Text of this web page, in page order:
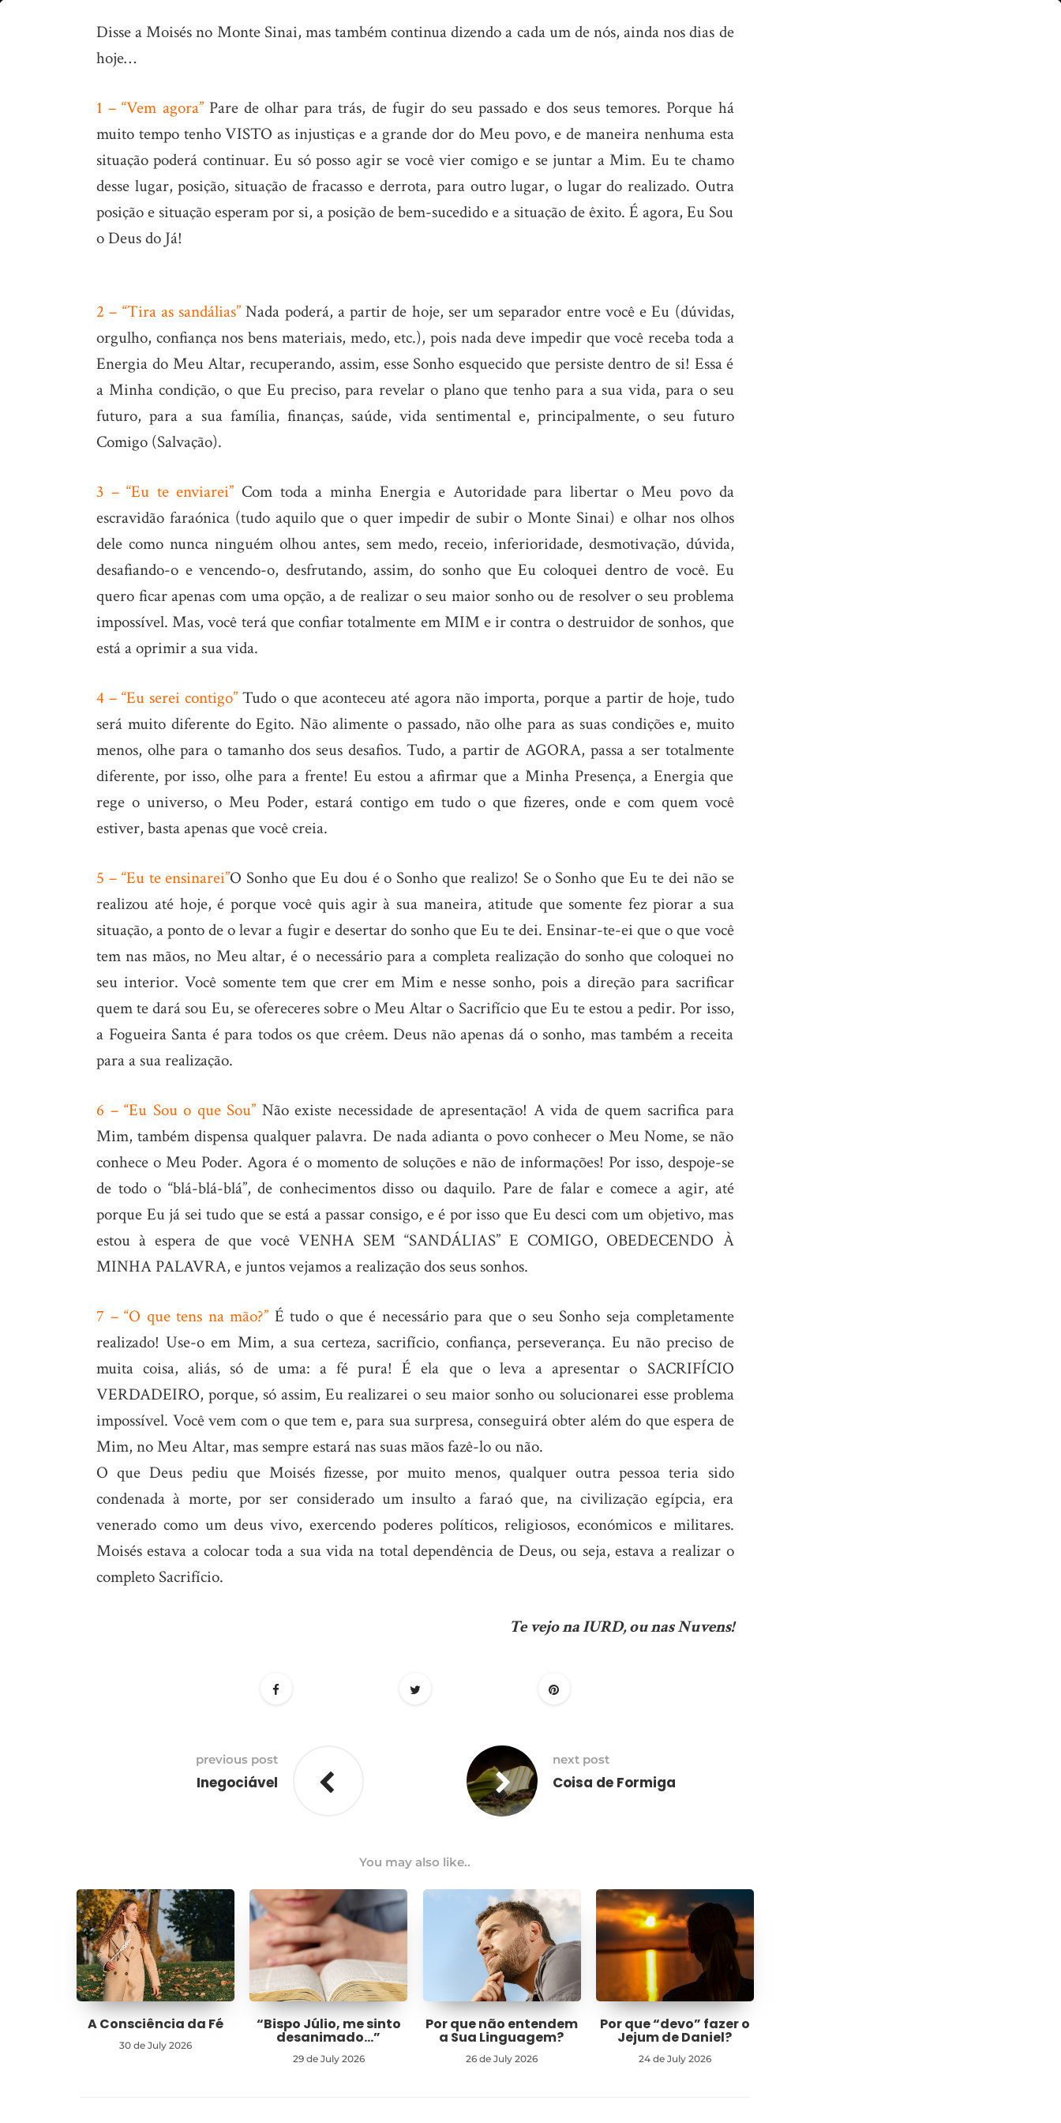
As
7
do
Sinai
Disse a Moisés no Monte Sinai, mas também continua dizendo a cada um de nós, ainda nos dias de
hoje…
1 – “Vem agora” Pare de olhar para trás, de fugir do seu passado e dos seus temores. Porque há
muito tempo tenho VISTO as injustiças e a grande dor do Meu povo, e de maneira nenhuma esta
situação poderá continuar. Eu só posso agir se você vier comigo e se juntar a Mim. Eu te chamo
desse lugar, posição, situação de fracasso e derrota, para outro lugar, o lugar do realizado. Outra
posição e situação esperam por si, a posição de bem-sucedido e a situação de êxito. É agora, Eu Sou
o Deus do Já!
2 – “Tira as sandálias” Nada poderá, a partir de hoje, ser um separador entre você e Eu (dúvidas,
orgulho, confiança nos bens materiais, medo, etc.), pois nada deve impedir que você receba toda a
Energia do Meu Altar, recuperando, assim, esse Sonho esquecido que persiste dentro de si! Essa é
a Minha condição, o que Eu preciso, para revelar o plano que tenho para a sua vida, para o seu
futuro, para a sua família, finanças, saúde, vida sentimental e, principalmente, o seu futuro
Comigo (Salvação).
3 – “Eu te enviarei” Com toda a minha Energia e Autoridade para libertar o Meu povo da
escravidão faraónica (tudo aquilo que o quer impedir de subir o Monte Sinai) e olhar nos olhos
dele como nunca ninguém olhou antes, sem medo, receio, inferioridade, desmotivação, dúvida,
desafiando-o e vencendo-o, desfrutando, assim, do sonho que Eu coloquei dentro de você. Eu
quero ficar apenas com uma opção, a de realizar o seu maior sonho ou de resolver o seu problema
impossível. Mas, você terá que confiar totalmente em MIM e ir contra o destruidor de sonhos, que
está a oprimir a sua vida.
4 – “Eu serei contigo” Tudo o que aconteceu até agora não importa, porque a partir de hoje, tudo
será muito diferente do Egito. Não alimente o passado, não olhe para as suas condições e, muito
menos, olhe para o tamanho dos seus desafios. Tudo, a partir de AGORA, passa a ser totalmente
diferente, por isso, olhe para a frente! Eu estou a afirmar que a Minha Presença, a Energia que
rege o universo, o Meu Poder, estará contigo em tudo o que fizeres, onde e com quem você
estiver, basta apenas que você creia.
5 – “Eu te ensinarei”O Sonho que Eu dou é o Sonho que realizo! Se o Sonho que Eu te dei não se
realizou até hoje, é porque você quis agir à sua maneira, atitude que somente fez piorar a sua
situação, a ponto de o levar a fugir e desertar do sonho que Eu te dei. Ensinar-te-ei que o que você
tem nas mãos, no Meu altar, é o necessário para a completa realização do sonho que coloquei no
seu interior. Você somente tem que crer em Mim e nesse sonho, pois a direção para sacrificar
quem te dará sou Eu, se ofereceres sobre o Meu Altar o Sacrifício que Eu te estou a pedir. Por isso,
a Fogueira Santa é para todos os que crêem. Deus não apenas dá o sonho, mas também a receita
para a sua realização.
6 – “Eu Sou o que Sou” Não existe necessidade de apresentação! A vida de quem sacrifica para
Mim, também dispensa qualquer palavra. De nada adianta o povo conhecer o Meu Nome, se não
conhece o Meu Poder. Agora é o momento de soluções e não de informações! Por isso, despoje-se
de todo o “blá-blá-blá”, de conhecimentos disso ou daquilo. Pare de falar e comece a agir, até
porque Eu já sei tudo que se está a passar consigo, e é por isso que Eu desci com um objetivo, mas
estou à espera de que você VENHA SEM “SANDÁLIAS” E COMIGO, OBEDECENDO À
MINHA PALAVRA, e juntos vejamos a realização dos seus sonhos.
7 – “O que tens na mão?” É tudo o que é necessário para que o seu Sonho seja completamente
realizado! Use-o em Mim, a sua certeza, sacrifício, confiança, perseverança. Eu não preciso de
muita coisa, aliás, só de uma: a fé pura! É ela que o leva a apresentar o SACRIFÍCIO
VERDADEIRO, porque, só assim, Eu realizarei o seu maior sonho ou solucionarei esse problema
impossível. Você vem com o que tem e, para sua surpresa, conseguirá obter além do que espera de
Mim, no Meu Altar, mas sempre estará nas suas mãos fazê-lo ou não.
O que Deus pediu que Moisés fizesse, por muito menos, qualquer outra pessoa teria sido
condenada à morte, por ser considerado um insulto a faraó que, na civilização egípcia, era
venerado como um deus vivo, exercendo poderes políticos, religiosos, económicos e militares.
Moisés estava a colocar toda a sua vida na total dependência de Deus, ou seja, estava a realizar o
completo Sacrifício.
Te vejo na IURD, ou nas Nuvens!
previous post
Inegociável
next post
Coisa de Formiga
You may also like..
A Consciência da Fé
30 de July 2026
“Bispo Júlio, me sinto
desanimado…”
29 de July 2026
Por que não entendem
a Sua Linguagem?
26 de July 2026
Por que “devo” fazer o
Jejum de Daniel?
24 de July 2026